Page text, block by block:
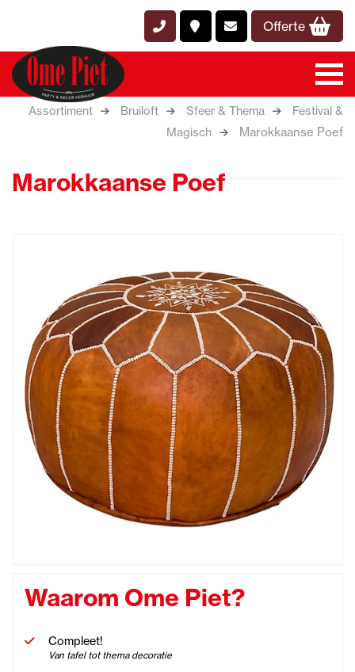
Offerte
Assortiment Bruiloft Sfeer & Thema
Festival &
Magisch
Marokkaanse Poef
Marokkaanse Poef
Waarom Ome Piet?
Compleet!
Van tafel tot thema decoratie